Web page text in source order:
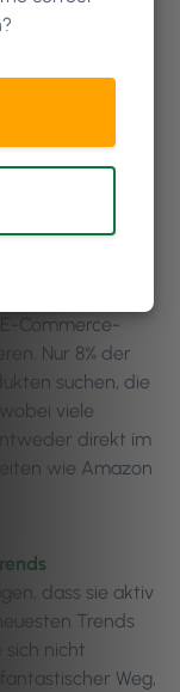
kommenden
bevor sie
eine
hat und du
die sich
jetzt, wo viele
Commerce-
Nur 8% der
suchen, die
viele
direkt im
wie Amazon
dass sie aktiv
Trends
sich nicht
Weg,